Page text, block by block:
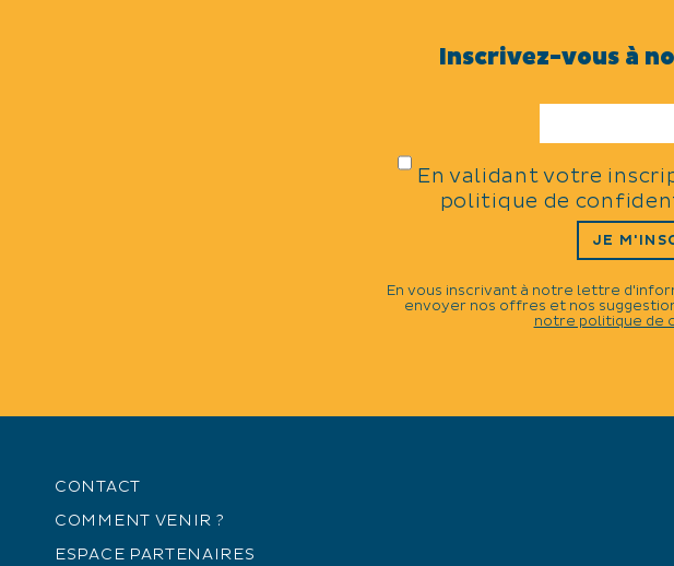
TARIFS
Gratuit.
Inscrivez-vous à
En validant votre
politique de
JE
En vous inscrivant à notre lettre
envoyer nos offres et nos
notre politique de
CONTACT
COMMENT VENIR ?
ESPACE PARTENAIRES